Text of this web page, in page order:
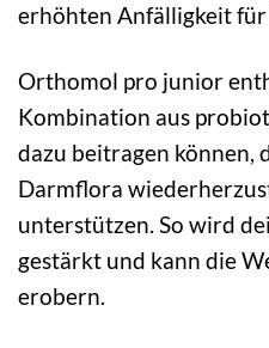
erhöhten Anfälligkeit
Orthomol pro junior
Kombination aus
dazu beitragen können,
Darmflora
unterstützen. So wird
gestärkt und kann die
erobern.